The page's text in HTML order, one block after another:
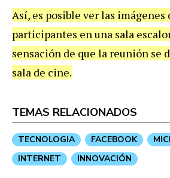
Así, es posible ver las imágenes
participantes en una sala
sensación de que la reunión se
sala de cine.
TEMAS RELACIONADOS
TECNOLOGIA FACEBOOK
INTERNET
INNOVACIÓN